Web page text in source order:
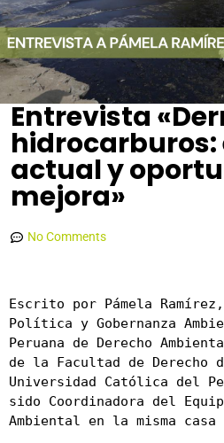
Entrevista
hidrocarburos:
actual y
mejora»
No Comments
Escrito por Pámela
Política y Gobernanza
Peruana de Derecho
de la Facultad de
Universidad Católica del
sido Coordinadora del
Ambiental en la misma